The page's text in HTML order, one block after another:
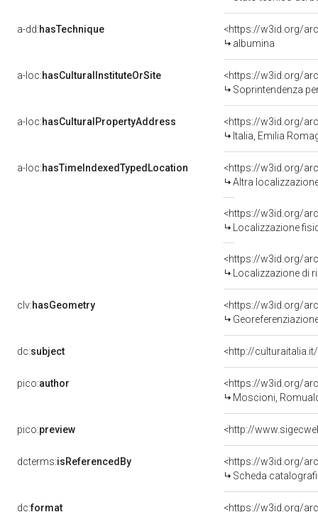
a-dd:hasTechnique
<https://w3id.org/
albumina
a-loc:hasCulturalInstituteOrSite
<https://w3id.org/
Soprintendenza per
a-loc:hasCulturalPropertyAddress
<https://w3id.org/
Italia, Emilia
a-loc:hasTimeIndexedTypedLocation
<https://w3id.org/
Altra
<https://w3id.org/
Localizzazione
<https://w3id.org/
Localizzazione di
clv:hasGeometry
<https://w3id.org/
dc:subject <http://
pico:author
<https://w3id.org/
Moscioni,
pico:preview <http://
dcterms:isReferencedBy
<https://w3id.org/
Scheda
dc:format
<https://w3id.org/